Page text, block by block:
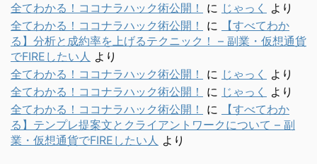
全てわかる！ココナラハック術公開！ に じゃっく
より
全てわかる！ココナラハック術公開！
に
【すべてわか
る】分析と成約率を上げるテクニック！ – 副業・仮想通貨
でFIREしたい人 より
全てわかる！ココナラハック術公開！
に じゃっく
より
全てわかる！ココナラハック術公開！
に じゃっく
より
全てわかる！ココナラハック術公開！
に
【すべてわか
る】テンプレ提案文とクライアントワークについて – 副
業・仮想通貨でFIREしたい人 より